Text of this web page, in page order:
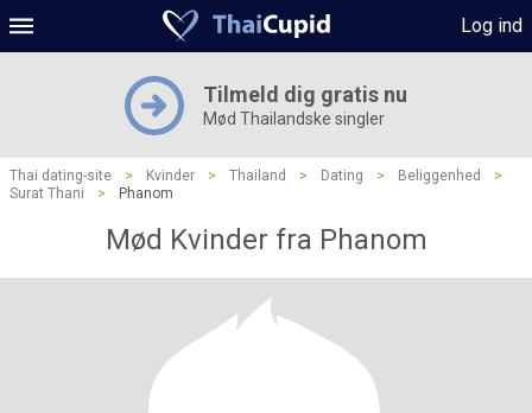
Log ind
Tilmeld dig gratis nu
Mød Thailandske singler
Thai dating-site > Kvinder > Thailand > Dating > Beliggenhed
>
Surat Thani
> Phanom
Mød Kvinder fra Phanom